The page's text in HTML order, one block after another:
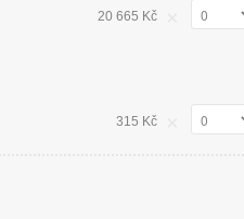
20 665 Kč
315 Kč